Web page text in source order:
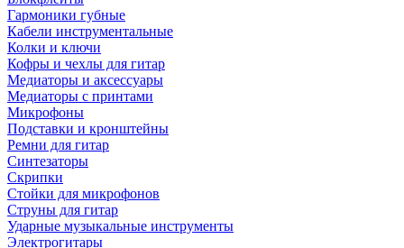
Гармоники губные
Кабели инструментальные
Колки и ключи
Кофры и чехлы для гитар
Медиаторы и аксессуары
Медиаторы с принтами
Микрофоны
Подставки и кронштейны
Ремни для гитар
Синтезаторы
Скрипки
Стойки для микрофонов
Струны для гитар
Ударные музыкальные инструменты
Электрогитары